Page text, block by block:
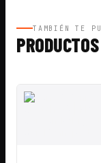
TAMBIÉN TE
PRODUCTOS